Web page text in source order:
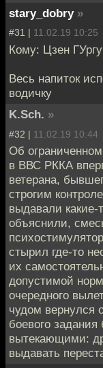
stary_dobry »
#31 | 11.02.19 10:25
Кому: Цзен
Весь напиток
водичку
K.Sch. »
#32 | 11.02.19 10:44
Об
в ВВС РККА
ветерана,
строгим
выдавали какие-
объяснили,
стырил где-то
их
допустимой
очередного
чудом вернулся
боевого
вытекающими:
выдавать